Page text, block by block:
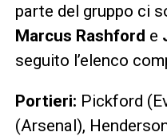
parte del gruppo ci
Marcus Rashford e
seguito l’elenco
Portieri: Pickford
(Arsenal),